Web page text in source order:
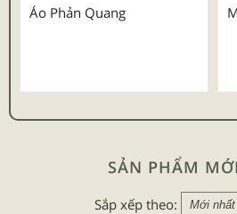
Áo Phản Quang
SẢN PHẨM
Sắp xếp theo: